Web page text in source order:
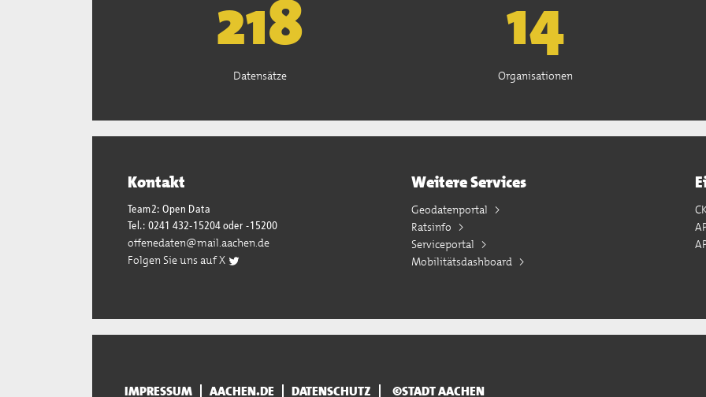
221
Datensätze
15
Organisationen
Kontakt
Team2: Open Data
Tel.: 0241 432-15204 oder -15200
offenedaten@mail.aachen.de
Folgen Sie uns auf X
Weitere Services
Geodatenportal
Ratsinfo
Serviceportal
Mobilitätsdashboard
IMPRESSUM AACHEN.DE DATENSCHUTZ ©STADT AACHEN